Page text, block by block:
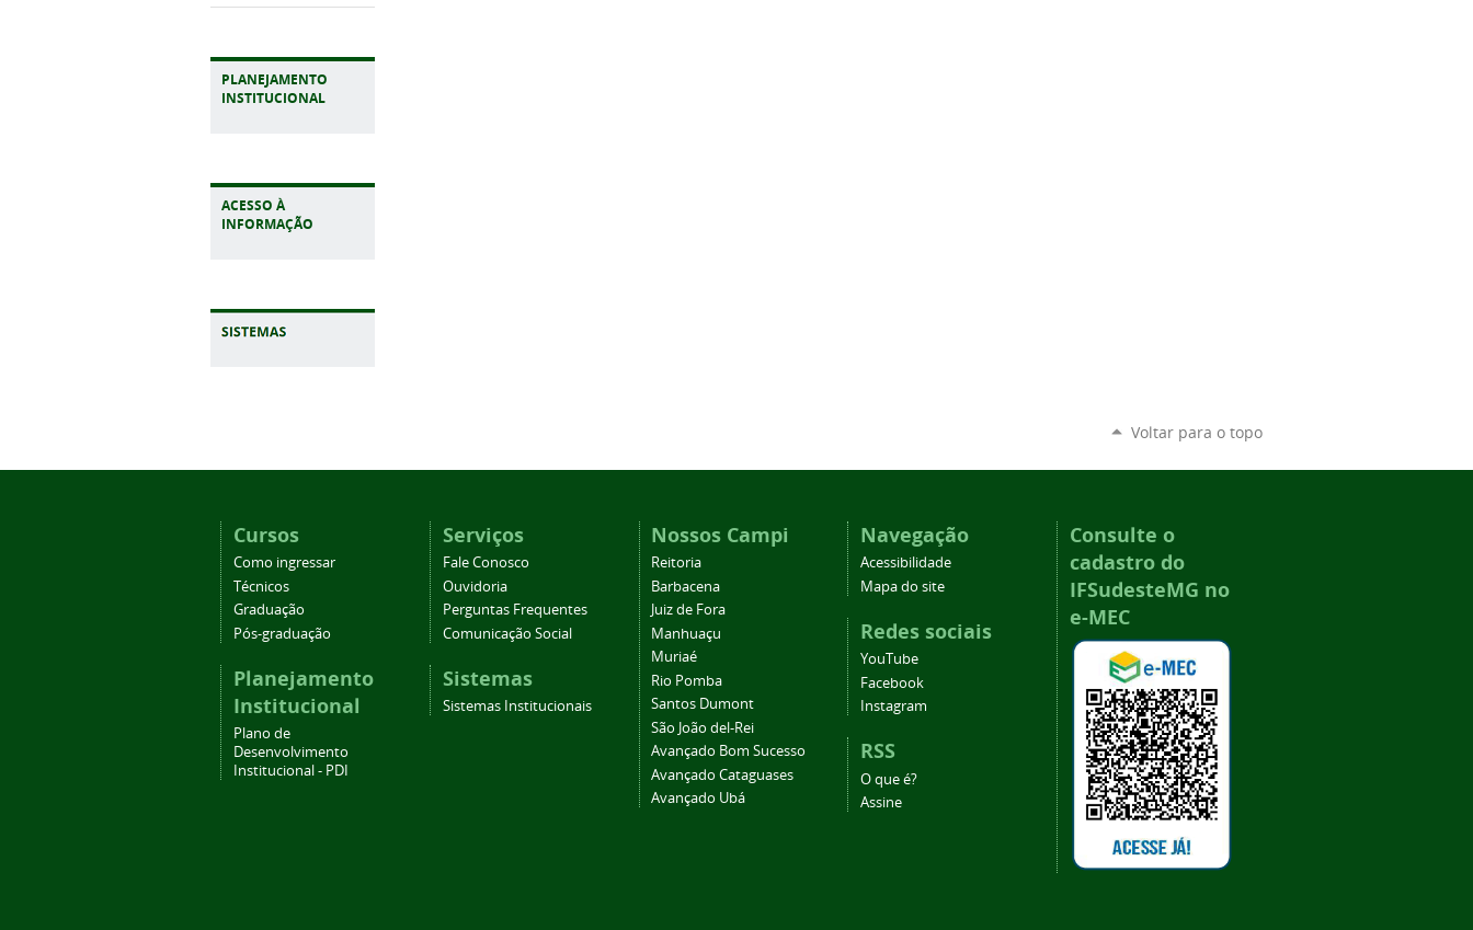
PLANEJAMENTO
INSTITUCIONAL
ACESSO À
INFORMAÇÃO
Voltar para o topo
Cursos
Como ingressar
Técnicos
Graduação
Pós-graduação
Planejamento
Institucional
Plano de
Desenvolvimento
Institucional - PDI
Serviços
Fale Conosco
Ouvidoria
Perguntas Frequentes
Comunicação Social
Sistemas
Sistemas Institucionais
Nossos Campi
Reitoria
Barbacena
Juiz de Fora
Manhuaçu
Muriaé
Rio Pomba
Santos Dumont
São João del-Rei
Avançado Bom Sucesso
Avançado Cataguases
Avançado Ubá
Navegação
Acessibilidade
Mapa do site
Redes sociais
YouTube
Facebook
Instagram
RSS
O que é?
Assine
Consulte o
cadastro do
IFSudesteMG no
e-MEC